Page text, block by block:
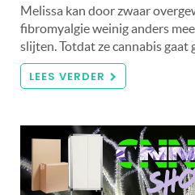
Melissa kan door zwaar
fibromyalgie weinig anders
slijten. Totdat ze cannabis gaat
LEES VERDER